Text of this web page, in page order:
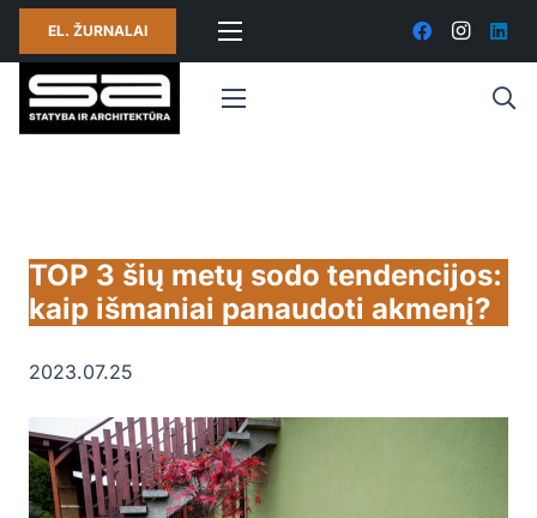
EL. ŽURNALAI
TOP 3 šių metų sodo tendencijos:
kaip išmaniai panaudoti akmenį?
2023.07.25